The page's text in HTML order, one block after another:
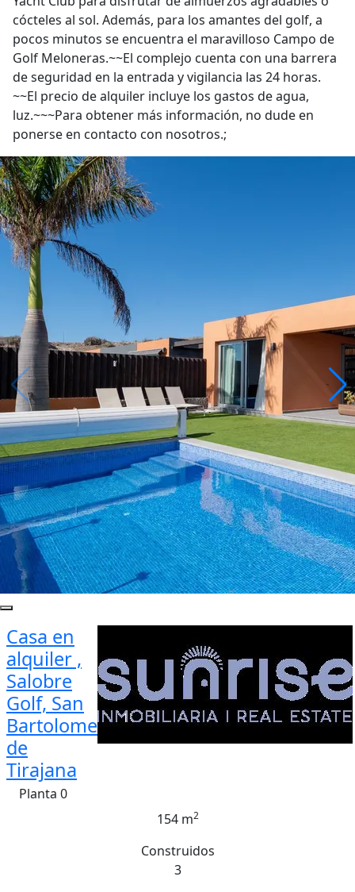
cócteles al sol. Además, para los amantes del golf, a
pocos minutos se encuentra el maravilloso Campo de
Golf Meloneras.~~El complejo cuenta con una barrera
de seguridad en la entrada y vigilancia las 24 horas.
~~El precio de alquiler incluye los gastos de agua,
luz.~~~Para obtener más información, no dude en
ponerse en contacto con nosotros.;
Casa en
alquiler ,
Salobre
Golf, San
Bartolome
de
Tirajana
Planta 0
154 m2
Construidos
3